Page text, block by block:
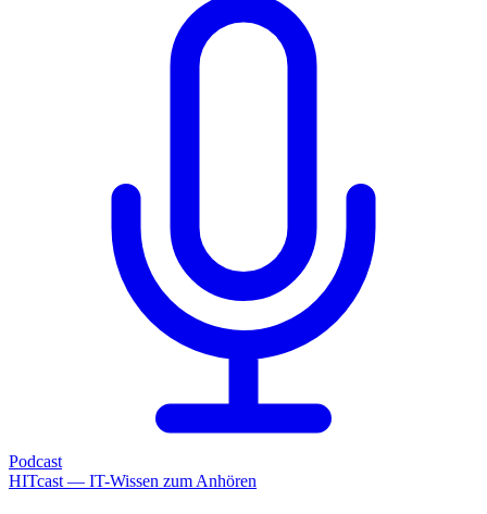
Podcast
HITcast — IT-Wissen zum Anhören